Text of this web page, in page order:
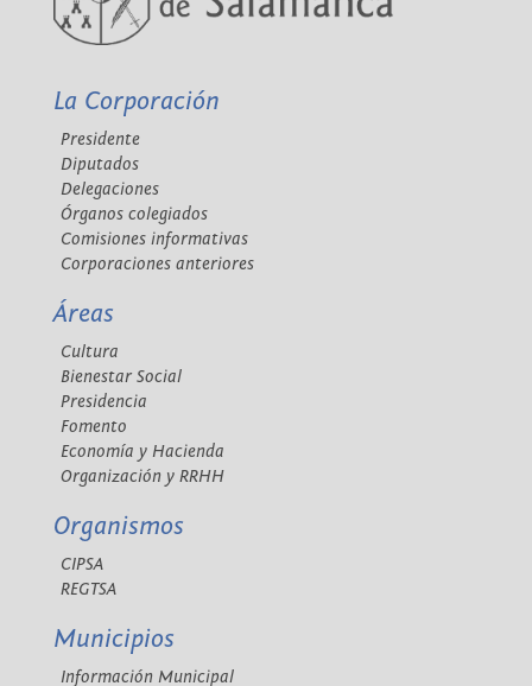
La Corporación
Presidente
Diputados
Delegaciones
Órganos colegiados
Comisiones informativas
Corporaciones anteriores
Áreas
Cultura
Bienestar Social
Presidencia
Fomento
Economía y Hacienda
Organización y RRHH
Organismos
CIPSA
REGTSA
Municipios
Información Municipal